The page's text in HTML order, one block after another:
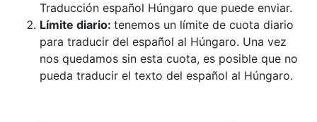
Traducción español Húngaro que puede enviar.
Límite diario: tenemos un límite de cuota diario
para traducir del español al Húngaro. Una vez
nos quedamos sin esta cuota, es posible que no
pueda traducir el texto del español al Húngaro.